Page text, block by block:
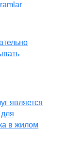
является
в жилом